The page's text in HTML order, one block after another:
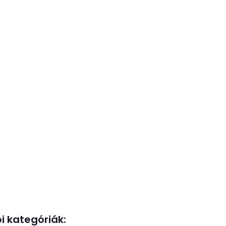
kategóriák: